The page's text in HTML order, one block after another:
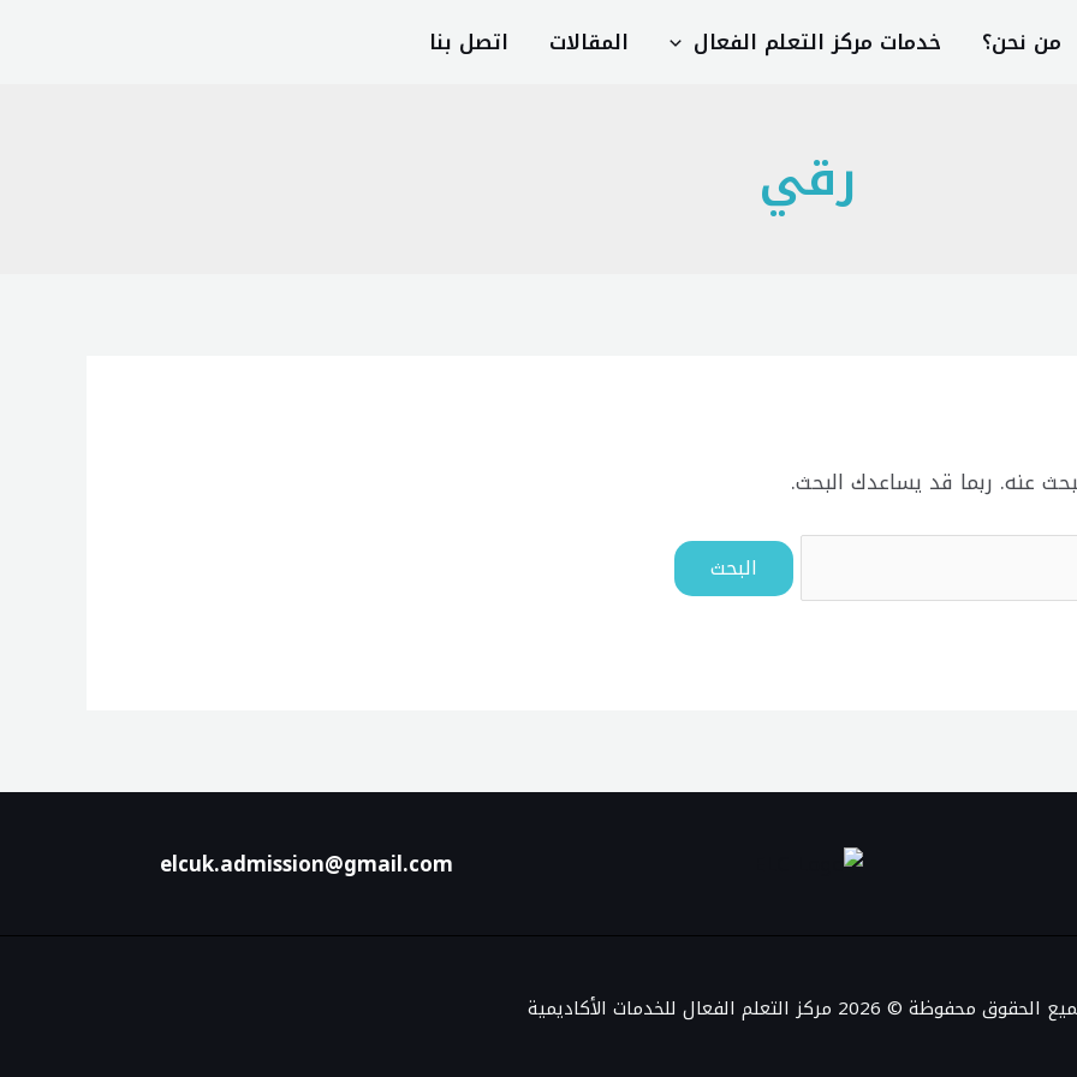
من نحن؟ خدمات مركز التعلم الفعال المقالات اتصل بنا
رقي
عنه. ربما قد يساعدك البحث.
elcuk.admission@gmail.com
محفوظة © 2026 مركز التعلم الفعال للخدمات الأكاديمية